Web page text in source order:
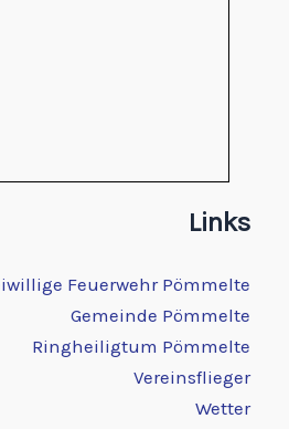
Links
Feuerwehr Pömmelte
Gemeinde Pömmelte
Ringheiligtum Pömmelte
Vereinsflieger
Wetter